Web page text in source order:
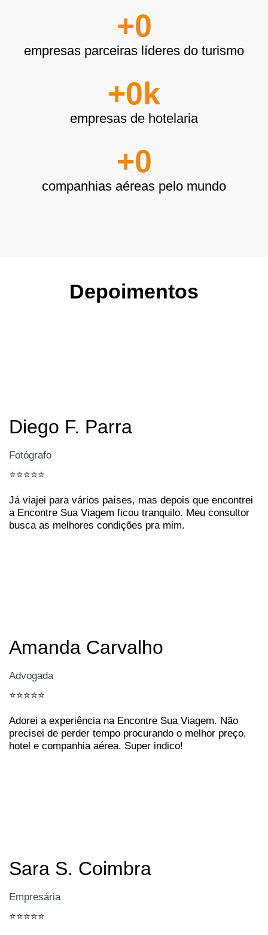
empresas parceiras líderes do turismo
+0
empresas de hotelaria
+0k
companhias aéreas pelo mundo
+0
Depoimentos
Diego F. Parra
Fotógrafo
⭐️⭐️⭐️⭐️⭐️
Já viajei para vários países, mas depois que encontrei
a Encontre Sua Viagem ficou tranquilo. Meu consultor
busca as melhores condições pra mim.
Amanda Carvalho
Advogada
⭐️⭐️⭐️⭐️⭐️
Adorei a experiência na Encontre Sua Viagem. Não
precisei de perder tempo procurando o melhor preço,
hotel e companhia aérea. Super indico!
Sara S. Coimbra
Empresária
⭐️⭐️⭐️⭐️⭐️